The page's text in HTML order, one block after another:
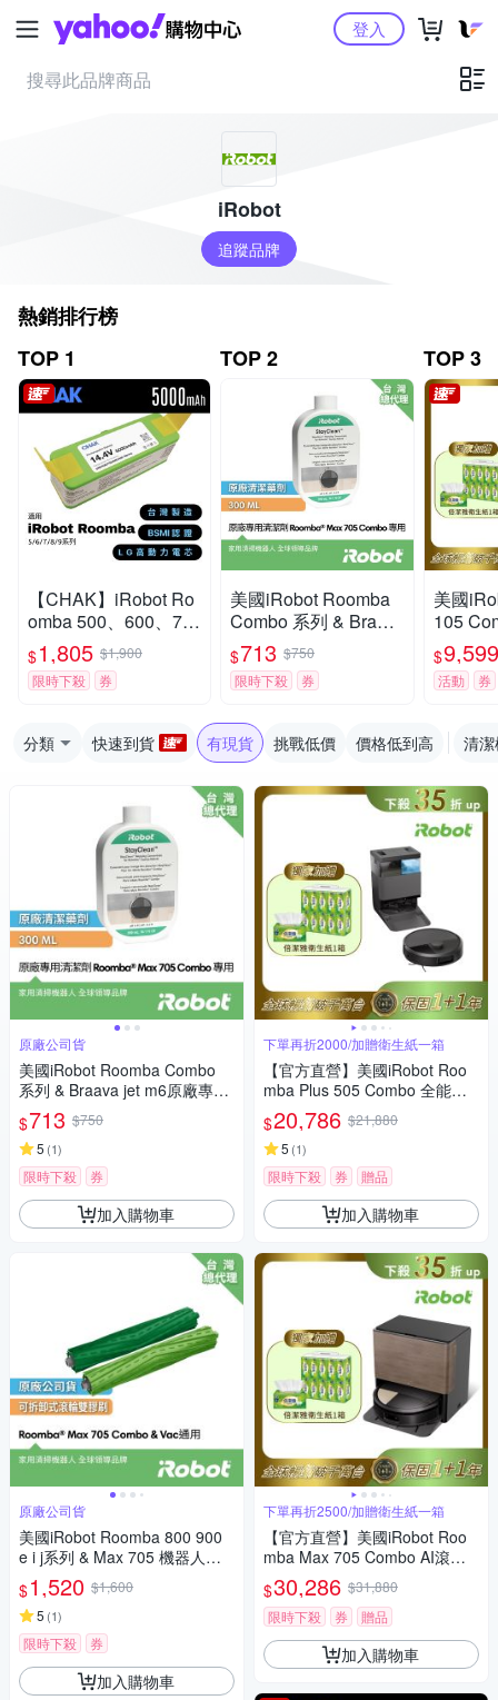
Yahoo購物中心登入
iRobot
追蹤品牌
熱銷排行榜
TOP 1
【CHAK】iRobot Ro
omba 500、600、70
0、800、900掃地機
副廠鋰電池(超高容量
5000mAh)
$1,805 $1,900
限時下殺
券
TOP 2
美國iRobot Roomba
Combo 系列 & Braav
a jet m6原廠專用濃縮
清潔劑 300ml 一罐
$713 $750
限時下殺
券
TOP 3
美國
105
掃拖機器人
固1+1年
$9,599
活動 券
分類 快速到貨 有現貨 挑戰低價 價格低到高 清
原廠公司貨
美國iRobot Roomba Combo
系列 & Braava jet m6原廠專用
濃縮清潔劑 300ml 一罐
$713 $750
5 (1)
限時下殺 券
加入購物車
原廠公司貨
美國iRobot Roomba 800 900
e i j系列 & Max 705 機器人原
廠主刷1組2支
$1,520 $1,600
5 (1)
限時下殺 券
加入購物車
下單再折2000/加贈衛生紙一箱
【官方直營】美國iRobot Roo
mba Plus 505 Combo 全能熱
旋風延邊掃拖機器人 總代理保
固1+1年
$20,786 $21,880
5 (1)
限時下殺 券 贈品
加入購物車
下單再折2500/加贈衛生紙一箱
【官方直營】美國iRobot Roo
mba Max 705 Combo AI滾筒
活熱水熱風旗艦機皇掃拖機器
人 總代理保固1+1年
$30,286 $31,880
限時下殺
券 贈品
加入購物車